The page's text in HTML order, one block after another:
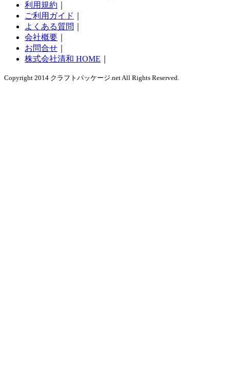
利用規約
ご利用ガイド
よくある質問
会社概要
お問合せ
株式会社清和 HOME
Copyright 2014 クラフトパッケージ.net All Rights Reserved.